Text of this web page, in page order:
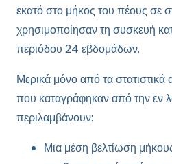
εκατό στο μήκος του πέους σε
χρησιμοποίησαν τη συσκευή
περιόδου 24 εβδομάδων.
Μερικά μόνο από τα
που καταγράφηκαν από την εν
περιλαμβάνουν:
Μια μέση βελτίωση